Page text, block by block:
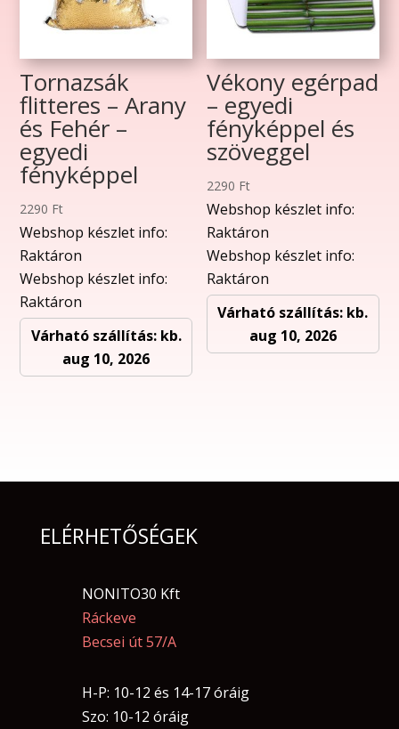
Tornazsák
flitteres – Arany
és Fehér –
egyedi
fényképpel
2290 Ft
Webshop készlet info:
Raktáron
Webshop készlet info:
Raktáron
Várható szállítás: kb.
aug 10, 2026
Vékony egérpad
– egyedi
fényképpel és
szöveggel
2290 Ft
Webshop készlet info:
Raktáron
Webshop készlet info:
Raktáron
Várható szállítás: kb.
aug 10, 2026
ELÉRHETŐSÉGEK
NONITO30 Kft
Ráckeve
Becsei út 57/A
H-P: 10-12 és 14-17 óráig
Szo: 10-12 óráig